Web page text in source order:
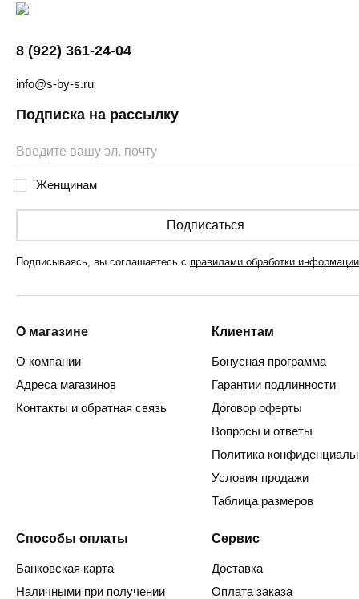
8 (922) 361-24-04
info@s-by-s.ru
Подписка на рассылку
Женщинам
Подписаться
Подписываясь, вы соглашаетесь с правилами обработки информации
О магазине
О компании
Адреса магазинов
Контакты и обратная связь
Клиентам
Бонусная программа
Гарантии подлинности
Договор оферты
Вопросы и ответы
Политика
Условия продажи
Таблица размеров
Способы оплаты
Банковская карта
Наличными при получении
Сервис
Доставка
Оплата заказа